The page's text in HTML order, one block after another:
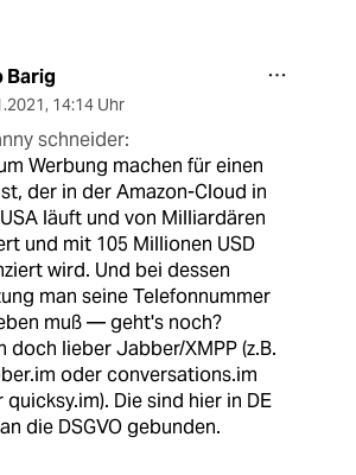
Barig
, 14:14 Uhr
schneider:
Werbung machen für einen
der in der Amazon-Cloud in
läuft und von Milliardären
und mit 105 Millionen USD
wird. Und bei dessen
man seine Telefonnummer
muß — geht's noch?
doch lieber Jabber/XMPP (z.B.
oder conversations.im
quicksy.im). Die sind hier in DE
die DSGVO gebunden.